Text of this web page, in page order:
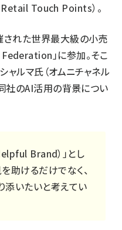
Retail Touch Points）。
れた世界最大級の小売
」に参加。そこ
ルマ氏（オムニチャネル
社のAI活用の背景につい
Brand）」とし
助けるだけでなく、
添いたいと考えてい